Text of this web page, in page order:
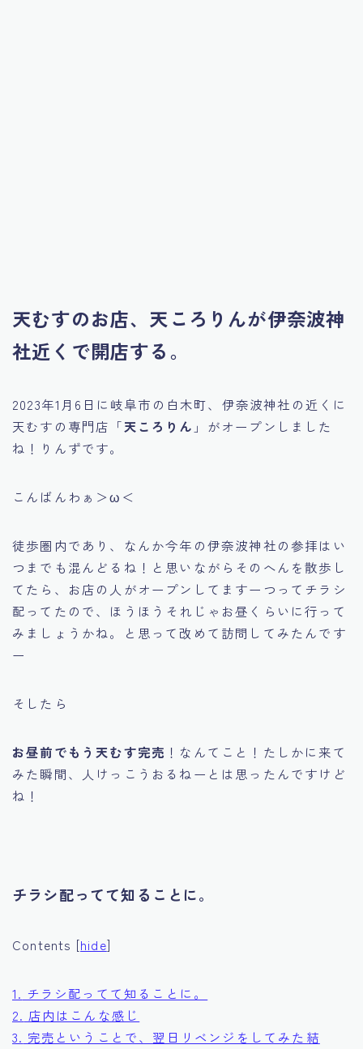
天むすのお店、天ころりんが伊奈波神
社近くで開店する。
2023年1月6日に岐阜市の白木町、伊奈波神社の近くに
天むすの専門店「天ころりん 」がオープンしました
ね！りんずです。
こんばんわぁ＞ω＜
徒歩圏内であり、なんか今年の伊奈波神社の参拝はい
つまでも混んどるね！と思いながらそのへんを散歩し
てたら、お店の人がオープンしてますーつってチラシ
配ってたので、ほうほうそれじゃお昼くらいに行って
みましょうかね。と思って改めて訪問してみたんです
ー
そしたら
お昼前でもう天むす完売 ！なんてこと！たしかに来て
みた瞬間、人けっこうおるねーとは思ったんですけど
ね！
チラシ配ってて知ることに。
Contents [hide]
1. チラシ配ってて知ることに。
2. 店内はこんな感じ
3. 完売ということで、翌日リベンジをしてみた結